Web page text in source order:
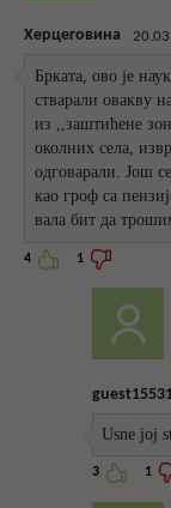
Херцеговина
Брката, ово је
стварали овакву
из ,,заштићене
околних села,
одговарали. Још
као гроф са
вала бит да
4 1
Usne joj
3 1